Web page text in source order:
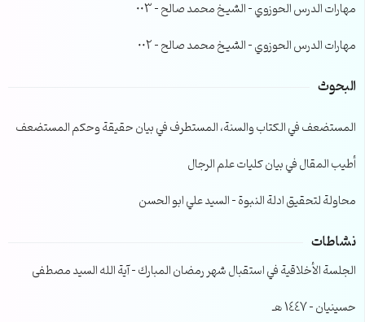
مهارات الدرس الحوزوي – الشيخ محمد صالح – 003
مهارات الدرس الحوزوي – الشيخ محمد صالح – 002
البحوث
المستضعف في الكتاب والسنة، المستطرف في بيان حقيقة وحكم المستضعف
أطيب المقال في بيان كليات علم الرجال
محاولة لتحقيق ادلة النبوة – السيد علي ابو الحسن
نشاطات
الجلسة الأخلاقية في استقبال شهر رمضان المبارك – آية الله السيد مصطفى
حسينيان – 1447 هـ